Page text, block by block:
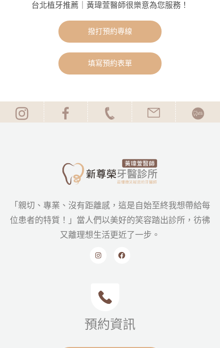
台北植牙推薦｜黃瑋萱醫師很樂意為您服務！
撥打預約專線
填寫預約表單
「親切、專業、沒有距離感，這是自始至終我想帶給每
位患者的特質！」當人們以美好的笑容踏出診所，彷彿
又離理想生活更近了一步。
預約資訊